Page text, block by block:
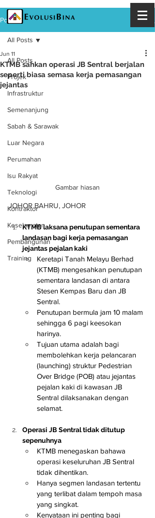
Post
All Posts
Projek
Infrastruktur
Semenanjung
Sabah & Sarawak
Luar Negara
Perumahan
Isu Rakyat
Teknologi
Kontraktor
Keselamatan
Pembangunan
Training
All Posts
KTMB sahkan operasi JB Sentral berjalan
seperti biasa semasa kerja pemasangan
jejantas
Jun 11
Gambar hiasan
JOHOR BAHRU, JOHOR
KTMB laksana penutupan sementara
landasan bagi kerja pemasangan
jejantas pejalan kaki
Keretapi Tanah Melayu Berhad
(KTMB) mengesahkan penutupan
sementara landasan di antara
Stesen Kempas Baru dan JB
Sentral.
Penutupan bermula jam 10 malam
sehingga 6 pagi keesokan
harinya.
Tujuan utama adalah bagi
membolehkan kerja pelancaran
(launching) struktur Pedestrian
Over Bridge (POB) atau jejantas
pejalan kaki di kawasan JB
Sentral dilaksanakan dengan
selamat.
Operasi JB Sentral tidak ditutup
sepenuhnya
KTMB menegaskan bahawa
operasi keseluruhan JB Sentral
tidak dihentikan.
Hanya segmen landasan tertentu
yang terlibat dalam tempoh masa
yang singkat.
Kenyataan ini penting bagi